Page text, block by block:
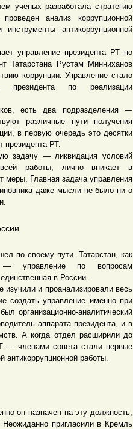
ученых разработала стратегию
анализ коррупционной
антикоррупционной
управление президента РТ по
Татарстана Рустам Минниханов
коррупции. Управление стало
президента по реализации
есть два подразделения —
различные пути получения
в первую очередь это десятки
президента РТ.
задачу — ликвидация условий
работы, лично вникает в
Главная задача управления
даже мысли не было ни о
по своему пути. Татарстан, как
— управление по вопросам
в России.
и проанализировали весь
создать управление именно при
организационно-аналитический
аппарата президента, и в
А когда отдел расширили до
— членами совета стали первые
антикоррупционной работы.
он назначен на эту должность,
пригласили в Кремль